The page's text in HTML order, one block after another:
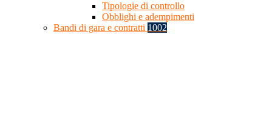
Tipologie di controllo
Obblighi e adempimenti
Bandi di gara e contratti 1002